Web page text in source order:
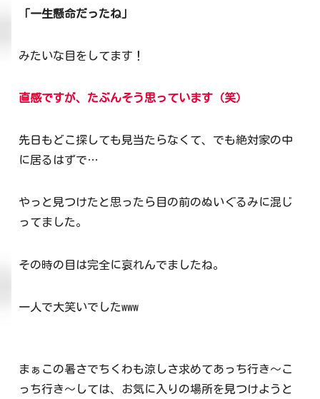
「一生懸命だったね」
みたいな目をしてます！
直感ですが、たぶんそう思っています（笑）
先日もどこ探しても見当たらなくて、でも絶対家の中
に居るはずで…
やっと見つけたと思ったら目の前のぬいぐるみに混じ
ってました。
その時の目は完全に哀れんでましたね。
一人で大笑いでしたwww
まぁこの暑さでちくわも涼しさ求めてあっち行き〜こ
っち行き〜しては、お気に入りの場所を見つけようと